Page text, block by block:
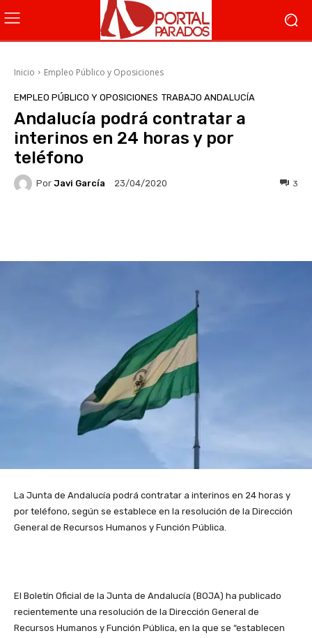
Inicio Empleo Público y Oposiciones
EMPLEO PÚBLICO Y OPOSICIONES TRABAJO ANDALUCÍA
Andalucía podrá contratar a
interinos en 24 horas y por
teléfono
Por Javi García 23/04/2020 3
La Junta de Andalucía podrá contratar a interinos en 24 horas y
por teléfono, según se establece en la resolución de la Dirección
General de Recursos Humanos y Función Pública.
El Boletín Oficial de la Junta de Andalucía (BOJA) ha publicado
recientemente una resolución de la Dirección General de
Recursos Humanos y Función Pública, en la que se “establecen